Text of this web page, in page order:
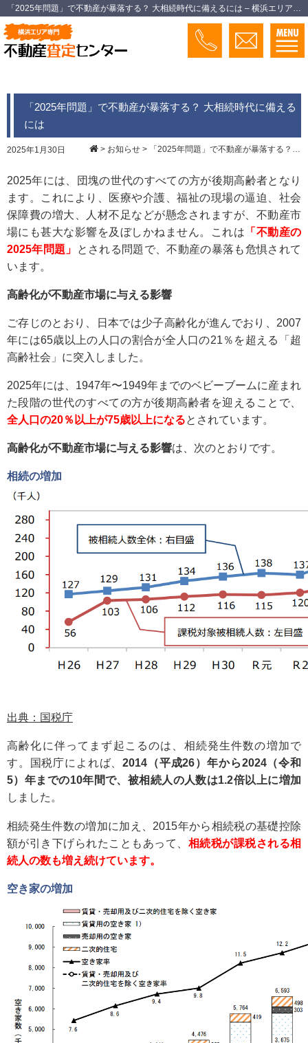
「2025年問題」で不動産が暴落する？ 大相続時代に備えるには – 横浜エリア専門不動産査定センター
「2025年問題」で不動産が暴落する？ 大相続時代に備える
には
> お知らせ > 「2025年問題」で不動産が暴落する？ 大相続時代に備えるには
2025年1月30日
2025年には、団塊の世代のすべての方が後期高齢者となり
ます。これにより、医療や介護、福祉の現場の逼迫、社会
保障費の増大、人材不足などが懸念されますが、不動産市
場にも甚大な影響を及ぼしかねません。これは 「不動産の
2025年問題」
とされる問題で、不動産の暴落も危惧されて
います。
高齢化が不動産市場に与える影響
ご存じのとおり、日本では少子高齢化が進んでおり、2007
年には65歳以上の人口の割合が全人口の21％を超える「超
高齢社会」に突入しました。
2025年には、1947年〜1949年までのベビーブームに産まれ
た段階の世代のすべての方が後期高齢者を迎えることで、
全人口の20％以上が75歳以上になるとされています。
高齢化が不動産市場に与える影響は、次のとおりです。
相続の増加
出典：国税庁
高齢化に伴ってまず起こるのは、相続発生件数の増加で
す。国税庁によれば、2014（平成26）年から2024（令和
5）年までの10年間で、被相続人の人数は1.2倍以上に増加
しました。
相続発生件数の増加に加え、2015年から相続税の基礎控除
額が引き下げられたこともあって、 相続税が課税される相
続人の数も増え続けています。
空き家の増加